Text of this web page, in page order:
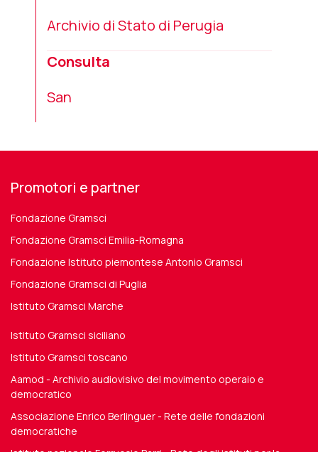
Archivio di Stato di Perugia
Consulta
San
Promotori e partner
Fondazione Gramsci
Fondazione Gramsci Emilia-Romagna
Fondazione Istituto piemontese Antonio Gramsci
Fondazione Gramsci di Puglia
Istituto Gramsci Marche
Istituto Gramsci siciliano
Istituto Gramsci toscano
Aamod - Archivio audiovisivo del movimento operaio e
democratico
Associazione Enrico Berlinguer - Rete delle fondazioni
democratiche